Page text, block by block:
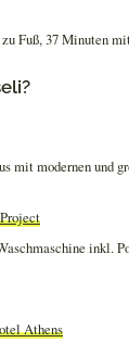
Fuß, 37 Minuten
mit modernen und
inkl.
Athens